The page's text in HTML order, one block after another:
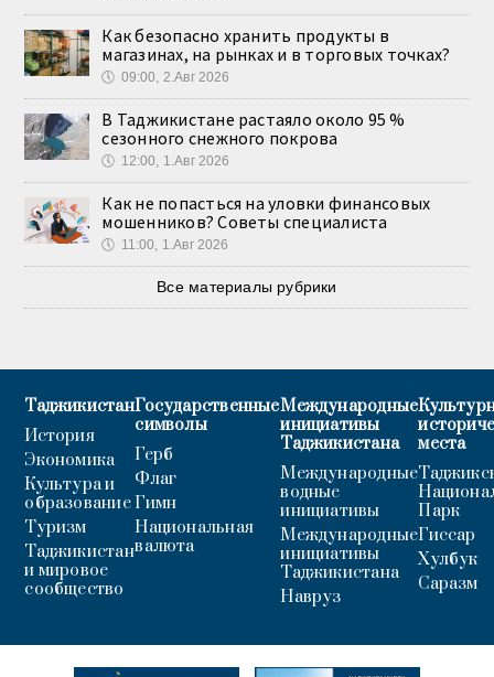
Как безопасно хранить продукты в
магазинах, на рынках и в торговых точках?
🕔 09:00, 2.Авг 2026
В Таджикистане растаяло около 95 %
сезонного снежного покрова
🕔 12:00, 1.Авг 2026
Как не попасться на уловки финансовых
мошенников? Советы специалиста
🕔 11:00, 1.Авг 2026
Все материалы рубрики
Таджикистан
История
Экономика
Культура и
образование
Туризм
Таджикистан
и мировое
сообщество
Государственные
символы
Герб
Флаг
Гимн
Национальная
валюта
Международные
инициативы
Таджикистана
Международные
водные
инициативы
Международные
инициативы
Таджикистана
Навруз
места
Парк
Гиссар
Хулбук
Саразм